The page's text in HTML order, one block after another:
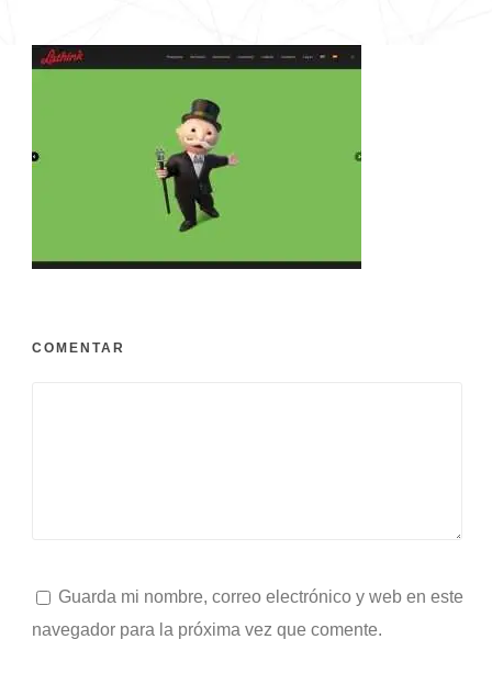
COMENTAR
Guarda mi nombre, correo electrónico y web en este
navegador para la próxima vez que comente.